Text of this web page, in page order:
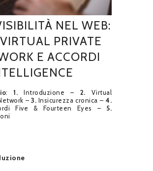
NEL WEB:
PRIVATE
E ACCORDI
:1. Introduzione – 2. Virtual
–3. Insicurezza cronica –4.
Five & Fourteen Eyes – 5.